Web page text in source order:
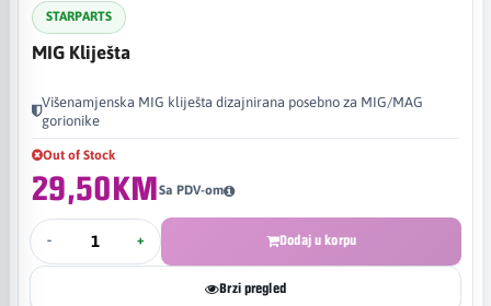
STARPARTS
MIG Kliješta
Višenamjenska MIG kliješta dizajnirana posebno za MIG/MAG
gorionike
Out of Stock
29,50KMSa PDV-om
- + Dodaj u korpu
Brzi pregled